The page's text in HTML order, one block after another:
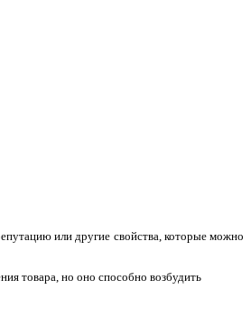
или другие свойства, которые можно
товара, но оно способно возбудить